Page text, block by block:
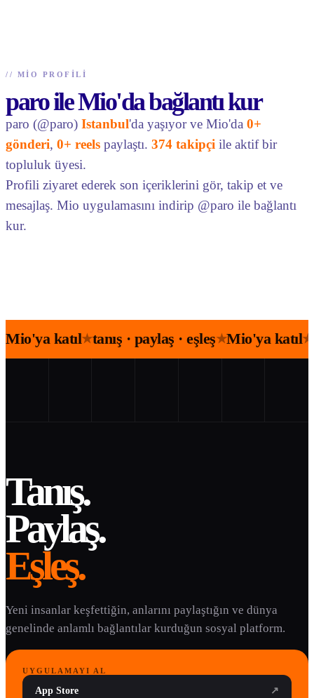
// MIO PROFILI
paro ile Mio'da bağlantı kur
paro (@paro) Istanbul'da yaşıyor ve Mio'da 0+
gönderi, 0+ reels paylaştı. 374 takipçi ile aktif bir
topluluk üyesi.
Profili ziyaret ederek son içeriklerini gör, takip et ve
mesajlaş. Mio uygulamasını indirip @paro ile bağlantı
kur.
Mio'ya katıl★tanış · paylaş · eşleş★Mio'ya katıl★
Tanış.
Paylaş.
Eşleş.
Yeni insanlar keşfettiğin, anlarını paylaştığın ve dünya
genelinde anlamlı bağlantılar kurduğun sosyal platform.
UYGULAMAYI AL
App Store ↗